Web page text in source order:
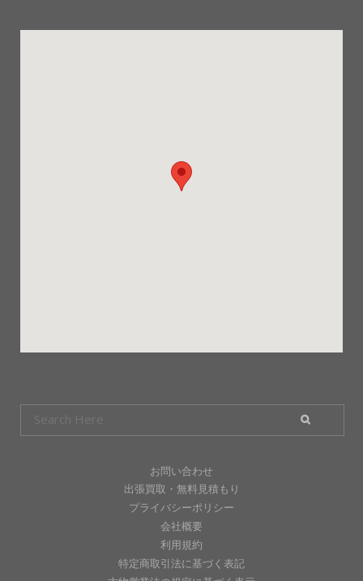
お問い合わせ
出張買取・無料見積もり
プライバシーポリシー
会社概要
利用規約
特定商取引法に基づく表記